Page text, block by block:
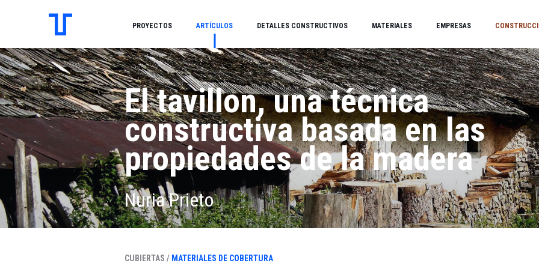
PROYECTOS ARTÍCULOS DETALLES CONSTRUCTIVOS MATERIALES EMPRESAS
El tavillon, una técnica
constructiva basada en las
propiedades de la madera
Nuria Prieto
CUBIERTAS / MATERIALES DE COBERTURA